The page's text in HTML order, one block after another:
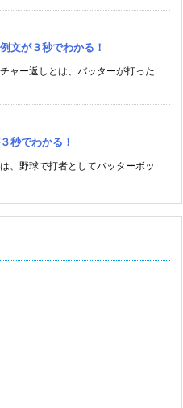
文が３秒でわかる！
ャー返しとは、バッターが打った
秒でわかる！
、野球で打者としてバッターボッ